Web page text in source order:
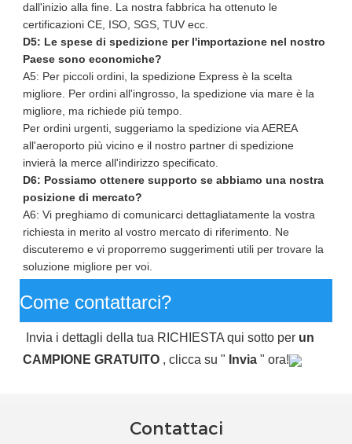
dall'inizio alla fine. La nostra fabbrica ha ottenuto le
certificazioni CE, ISO, SGS, TUV ecc.
D5: Le spese di spedizione per l'importazione nel nostro
Paese sono economiche?
A5: Per piccoli ordini, la spedizione Express è la scelta
migliore. Per ordini all'ingrosso, la spedizione via mare è la
migliore, ma richiede più tempo.
Per ordini urgenti, suggeriamo la spedizione via AEREA
all'aeroporto più vicino e il nostro partner di spedizione
invierà la merce all'indirizzo specificato.
D6: Possiamo ottenere supporto se abbiamo una nostra
posizione di mercato?
A6: Vi preghiamo di comunicarci dettagliatamente la vostra
richiesta in merito al vostro mercato di riferimento. Ne
discuteremo e vi proporremo suggerimenti utili per trovare la
soluzione migliore per voi.
Come contattarci?
Invia i dettagli della tua RICHIESTA qui sotto per un
CAMPIONE GRATUITO , clicca su " Invia " ora!
Contattaci